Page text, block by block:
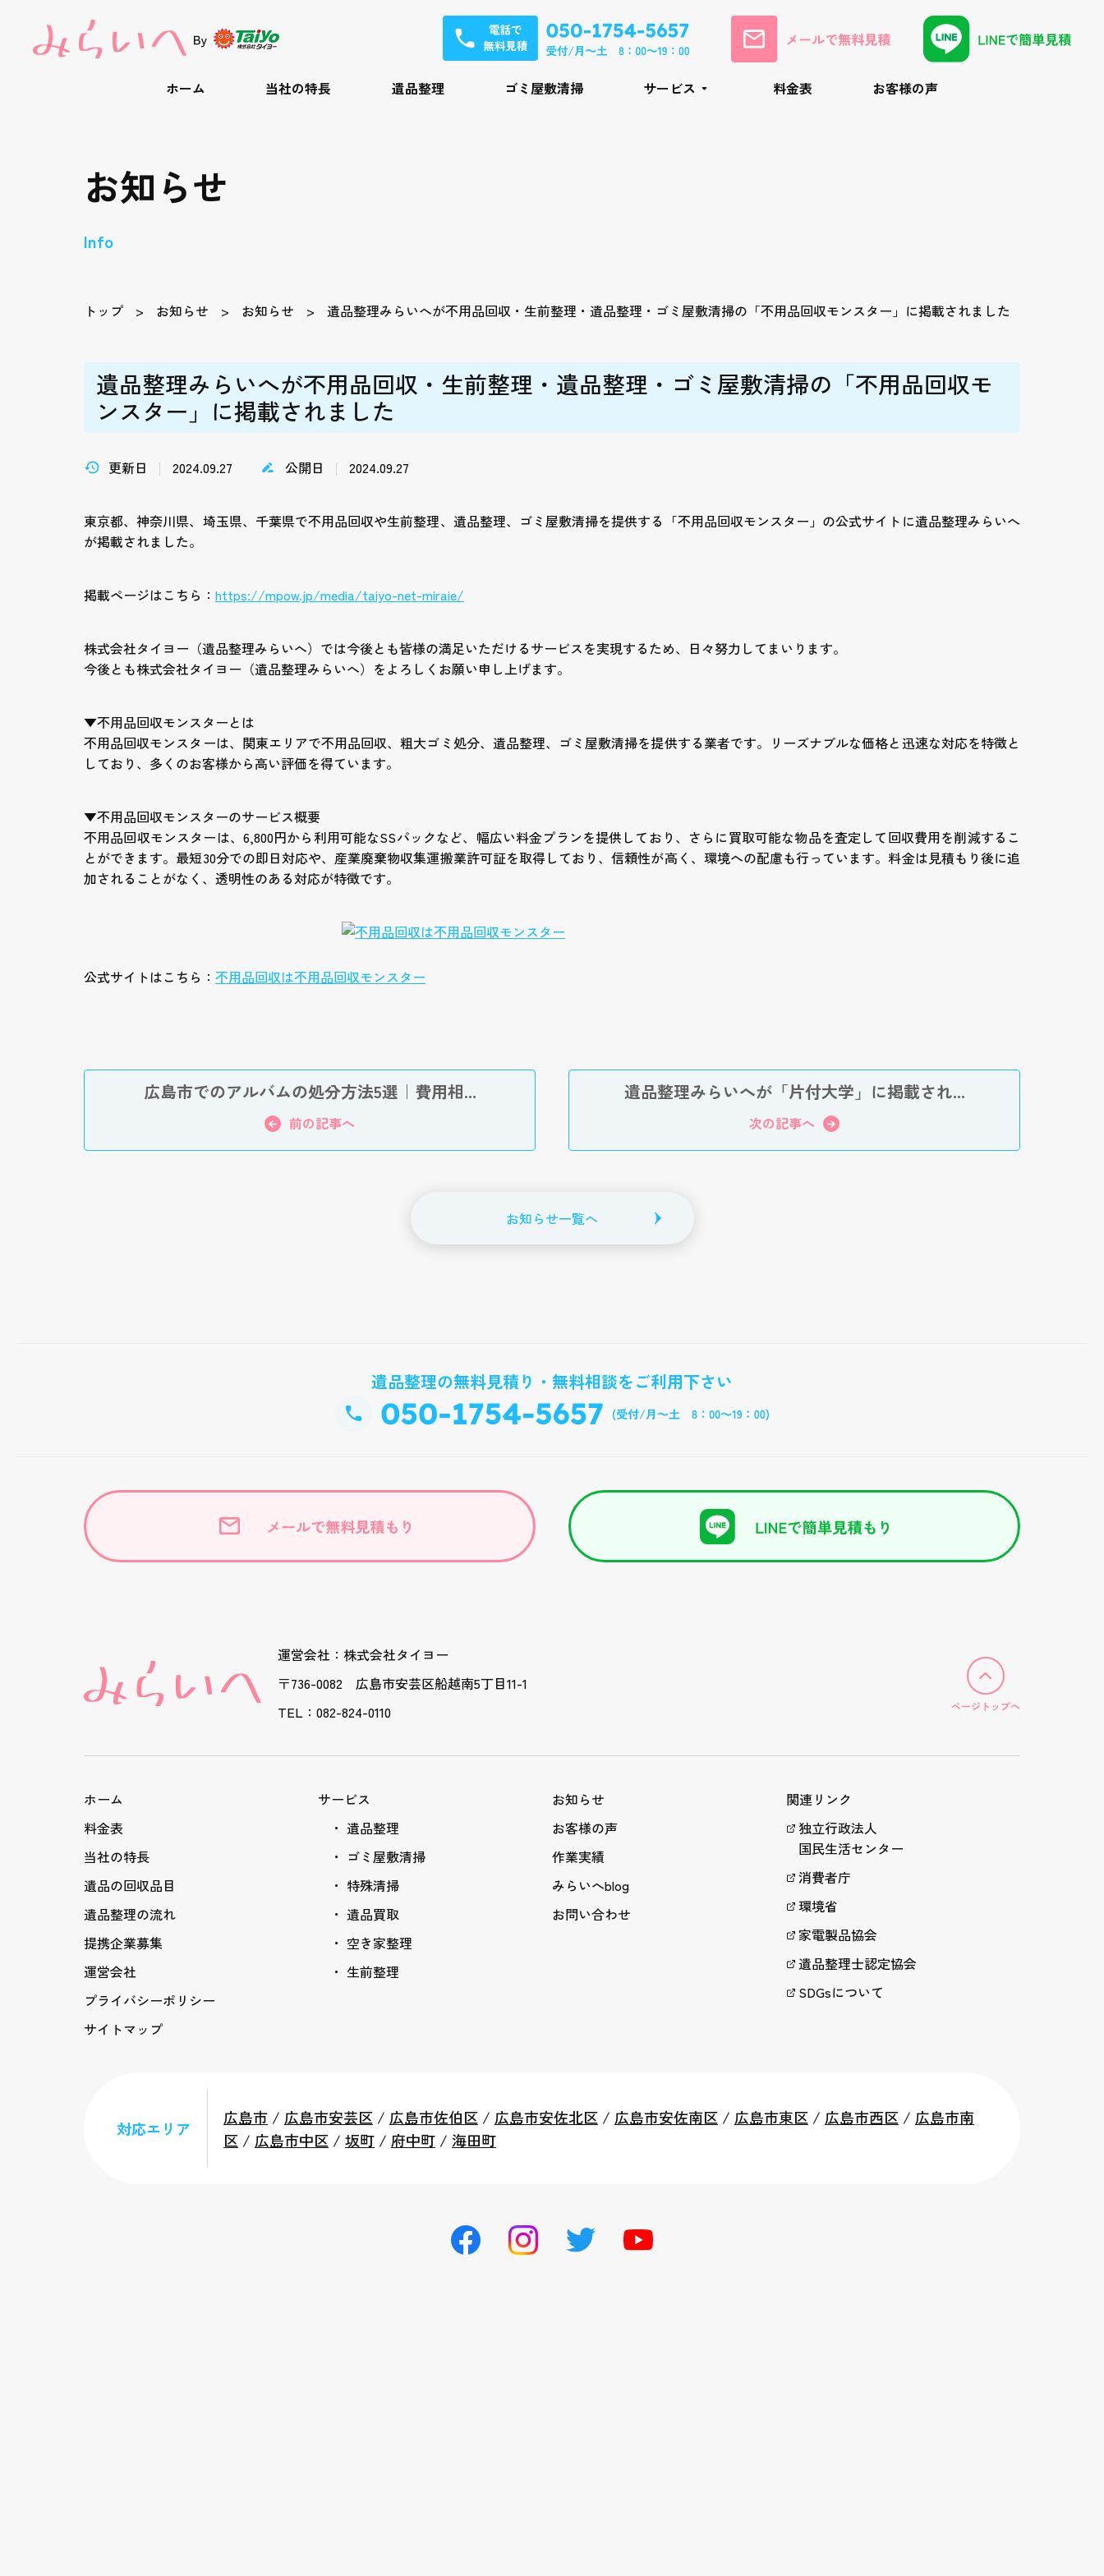
ホーム 当社の特長 遺品整理 ゴミ屋敷清掃 サービス 料金表 お客様の声
お知らせ
Info
トップ お知らせ お知らせ 遺品整理みらいへが不用品回収・生前整理・遺品整理・ゴミ屋敷清掃の「不用品回収モンスター」に掲載されました
遺品整理みらいへが不用品回収・生前整理・遺品整理・ゴミ屋敷清掃の「不用品回収モ
ンスター」に掲載されました
更新日 2024.09.27 公開日 2024.09.27
東京都、神奈川県、埼玉県、千葉県で不用品回収や生前整理、遺品整理、ゴミ屋敷清掃を提供する「不用品回収モンスター」の公式サイトに遺品整理みらいへ
が掲載されました。
掲載ページはこちら： https://mpow.jp/media/taiyo-net-miraie/
株式会社タイヨー（遺品整理みらいへ）では今後とも皆様の満足いただけるサービスを実現するため、日々努力してまいります。
今後とも株式会社タイヨー（遺品整理みらいへ）をよろしくお願い申し上げます。
▼不用品回収モンスターとは
不用品回収モンスターは、関東エリアで不用品回収、粗大ゴミ処分、遺品整理、ゴミ屋敷清掃を提供する業者です。リーズナブルな価格と迅速な対応を特徴と
しており、多くのお客様から高い評価を得ています。
▼不用品回収モンスターのサービス概要
不用品回収モンスターは、6,800円から利用可能なSSパックなど、幅広い料金プランを提供しており、さらに買取可能な物品を査定して回収費用を削減するこ
とができます。最短30分での即日対応や、産業廃棄物収集運搬業許可証を取得しており、信頼性が高く、環境への配慮も行っています。料金は見積もり後に追
加されることがなく、透明性のある対応が特徴です。
公式サイトはこちら： 不用品回収は不用品回収モンスター
広島市でのアルバムの処分方法5選｜費用相...
前の記事へ
遺品整理みらいへが「片付大学」に掲載され...
次の記事へ
お知らせ一覧へ
遺品整理の無料見積り・無料相談をご利用下さい
ページトップへ
運営会社：株式会社タイヨー
〒736-0082 広島市安芸区船越南5丁目11-1
TEL：082-824-0110
ホーム
料金表
当社の特長
遺品の回収品目
遺品整理の流れ
提携企業募集
運営会社
プライバシーポリシー
サイトマップ
サービス
遺品整理
ゴミ屋敷清掃
特殊清掃
遺品買取
空き家整理
生前整理
お知らせ
お客様の声
作業実績
みらいへblog
お問い合わせ
関連リンク
独立行政法人
国民生活センター
消費者庁
環境省
家電製品協会
遺品整理士認定協会
SDGsについて
対応エリア
広島市 / 広島市安芸区 / 広島市佐伯区 / 広島市安佐北区 / 広島市安佐南区 / 広島市東区 / 広島市西区 / 広島市南
区 / 広島市中区 / 坂町 / 府中町 / 海田町